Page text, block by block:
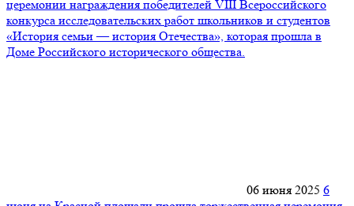
церемонии награждения победителей VIII Всероссийского
конкурса исследовательских работ школьников и студентов
«История семьи — история Отечества», которая прошла в
Доме Российского исторического общества.
06 июня 2025 6